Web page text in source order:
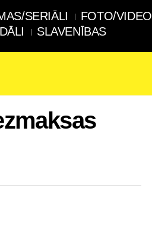
SERIĀLI FOTO/VIDEO
SLAVENĪBAS